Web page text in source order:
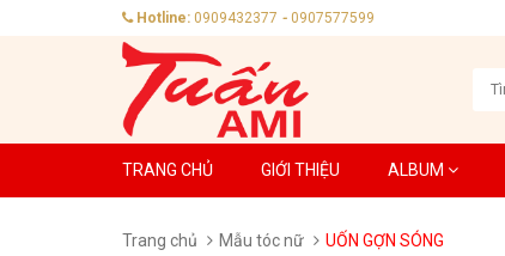
Hotline: 0909432377 - 0907577599
TRANG CHỦ GIỚI THIỆU ALBUM
Trang chủ Mẫu tóc nữ UỐN GỢN SÓNG